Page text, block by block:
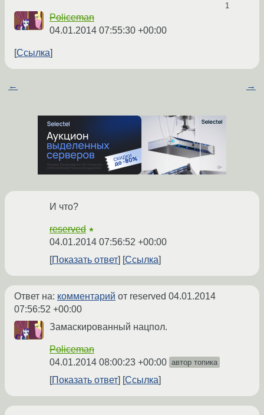
1
Policeman
04.01.2014 07:55:30 +00:00
Ссылка
← →
И что?
reserved ★
04.01.2014 07:56:52 +00:00
Показать ответ
Ссылка
Ответ на: комментарий от reserved 04.01.2014
07:56:52 +00:00
Замаскированный нацпол.
Policeman
04.01.2014 08:00:23 +00:00 автор топика
Показать ответ Ссылка